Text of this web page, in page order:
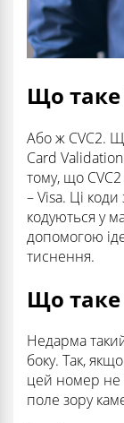
Що таке
Або ж CVC2.
Card
тому, що
– Visa. Ці коди
кодуються у
допомогою
тиснення.
Що таке
Недарма
боку. Так,
цей номер не
поле зору